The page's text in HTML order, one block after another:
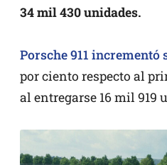
34 mil 430 unidades.
Porsche 911 incrementó
por ciento respecto al
al entregarse 16 mil 919